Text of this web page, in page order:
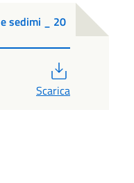
sedimi _ 20
Scarica